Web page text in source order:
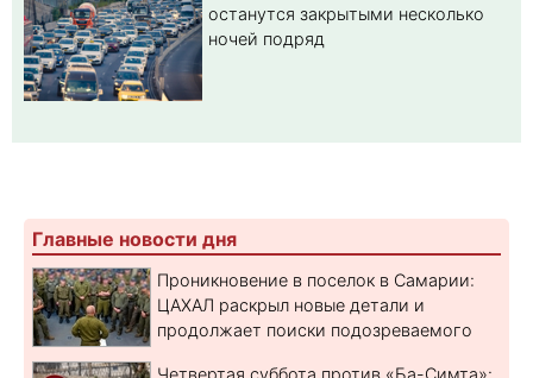
останутся закрытыми несколько
ночей подряд
Главные новости дня
Проникновение в поселок в Самарии:
ЦАХАЛ раскрыл новые детали и
продолжает поиски подозреваемого
Четвертая суббота против «Ба-Симта»: